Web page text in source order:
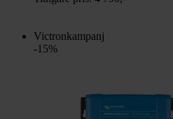
Victronkampanj
-15%